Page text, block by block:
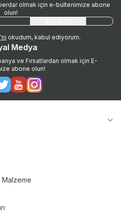
olmak için e-bültenimize abone
olun!
okudum, kabul ediyorum.
Medya
ve Fırsatlardan olmak için E-
abone olun!
YoutubeInstagram